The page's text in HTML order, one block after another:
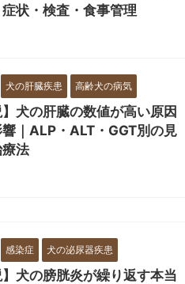
状・検査・食事管理
犬の肝臓疾患 高齢犬の病気
】犬の肝臓の数値が高い原因
響｜ALP・ALT・GGT別の見
法
感染症 犬の泌尿器疾患
】犬の膀胱炎が繰り返す本当